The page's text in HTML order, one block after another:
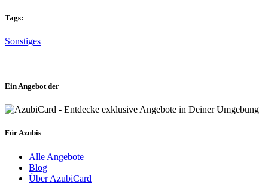
Tags:
Sonstiges
Ein Angebot der
Für Azubis
Alle Angebote
Blog
Über AzubiCard